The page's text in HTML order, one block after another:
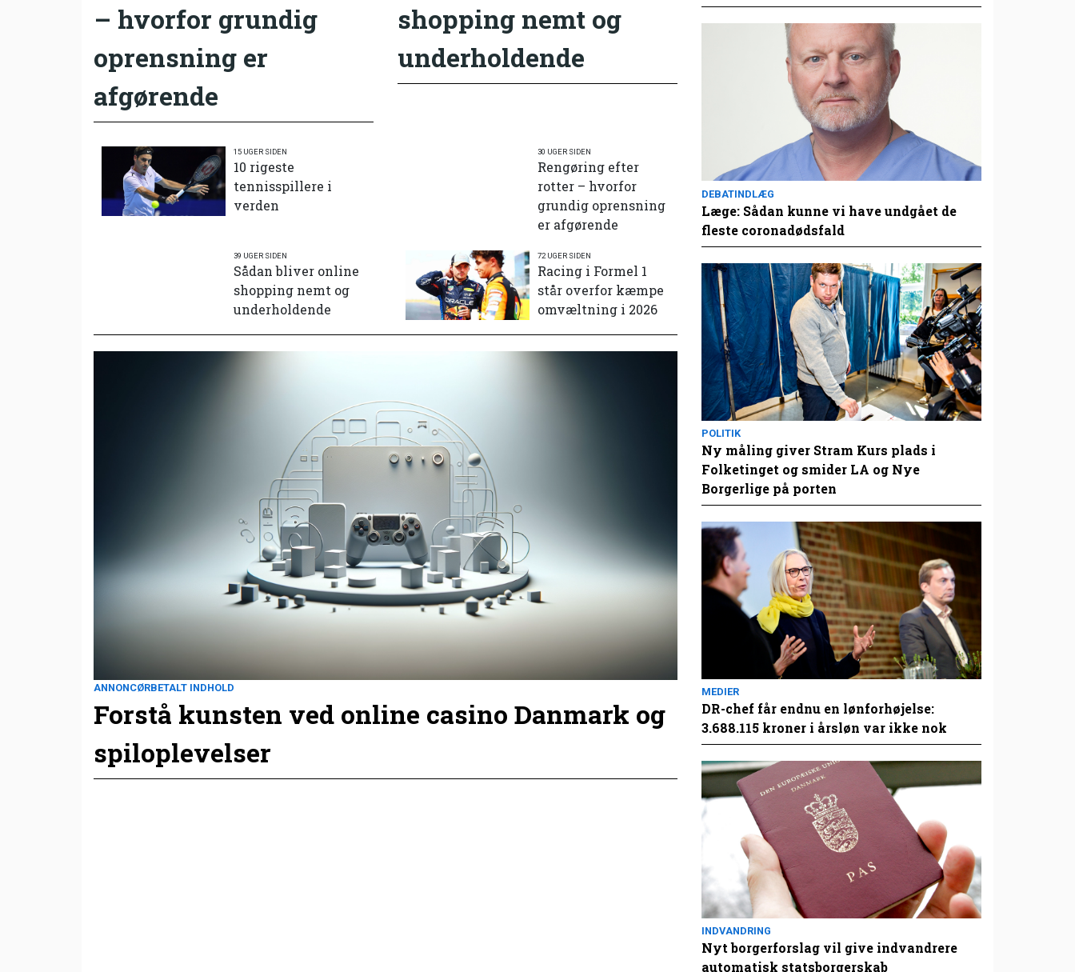
– hvorfor grundig
oprensning er
afgørende
shopping nemt og
underholdende
15 UGER SIDEN
10 rigeste
tennisspillere i
verden
30 UGER SIDEN
Rengøring efter
rotter – hvorfor
grundig oprensning
er afgørende
39 UGER SIDEN
Sådan bliver online
shopping nemt og
underholdende
72 UGER SIDEN
Racing i Formel 1
står overfor kæmpe
omvæltning i 2026
ANNONCØRBETALT INDHOLD
Forstå kunsten ved online casino Danmark og
spiloplevelser
DEBATINDLÆG
Læge: Sådan kunne vi have undgået de
fleste coronadødsfald
POLITIK
Ny måling giver Stram Kurs plads i
Folketinget og smider LA og Nye
Borgerlige på porten
MEDIER
DR-chef får endnu en lønforhøjelse:
3.688.115 kroner i årsløn var ikke nok
INDVANDRING
Nyt borgerforslag vil give indvandrere
automatisk statsborgerskab